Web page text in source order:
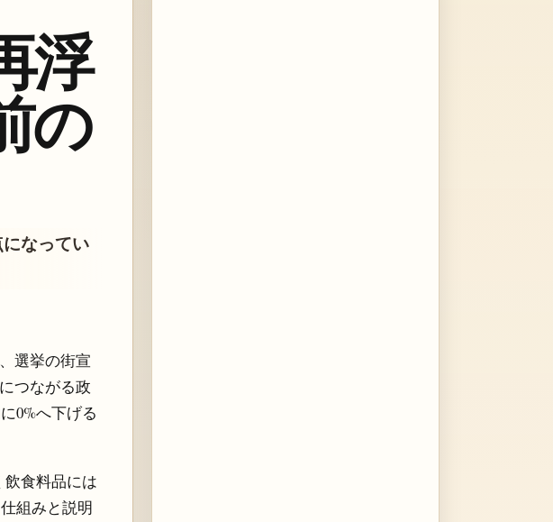
浮
の
なってい
選挙の街宣
つながる政
0%へ下げる
飲食料品には
組みと説明